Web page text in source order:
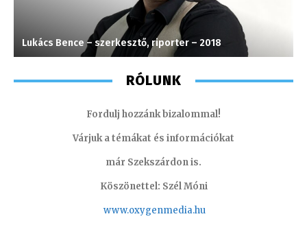
Lukács Bence – szerkesztő, riporter – 2018
RÓLUNK
Fordulj hozzánk bizalommal!
Várjuk a témákat és információkat
már Szekszárdon is.
Köszönettel: Szél Móni
www.oxygenmedia.hu